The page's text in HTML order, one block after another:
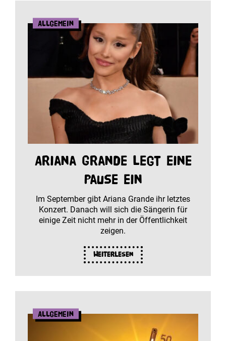
Allgemein
Ariana Grande legt eine
Pause ein
Im September gibt Ariana Grande ihr letztes
Konzert. Danach will sich die Sängerin für
einige Zeit nicht mehr in der Öffentlichkeit
zeigen.
Weiterlesen
Allgemein